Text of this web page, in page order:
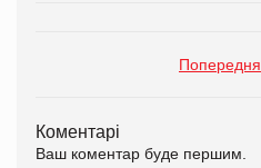
Попередня
Коментарі
Ваш коментар буде першим.